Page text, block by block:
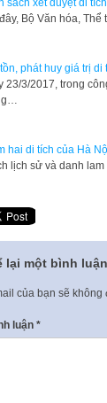
Bộ Văn hóa, Thể
phát huy giá trị
23/3/2017, trong
hai di tích của Hà
lịch sử và danh
lại một bình luận
của bạn sẽ
luận *